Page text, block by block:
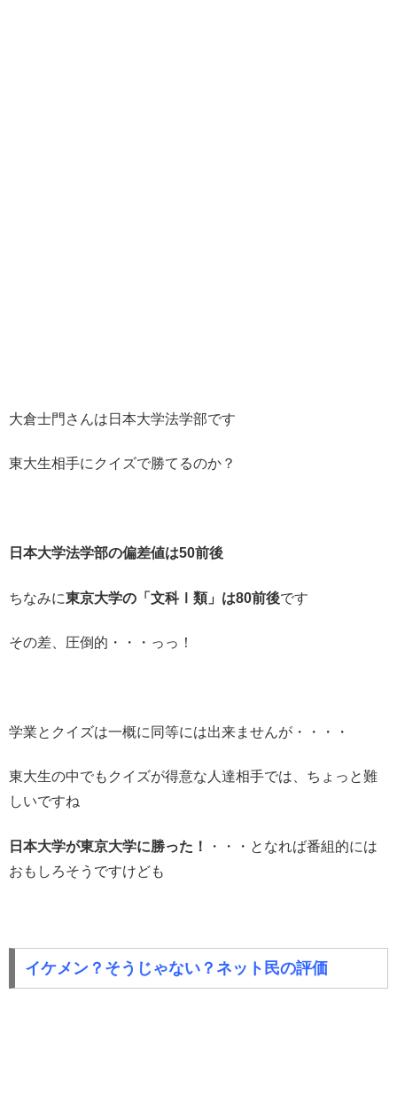
大倉士門さんは日本大学法学部です
東大生相手にクイズで勝てるのか？
日本大学法学部の偏差値は50前後
ちなみに東京大学の「文科Ⅰ類」は80前後です
その差、圧倒的・・・っっ！
学業とクイズは一概に同等には出来ませんが・・・・
東大生の中でもクイズが得意な人達相手では、ちょっと難
しいですね
日本大学が東京大学に勝った！
・・・となれば番組的には
おもしろそうですけども
イケメン？そうじゃない？ネット民の評価